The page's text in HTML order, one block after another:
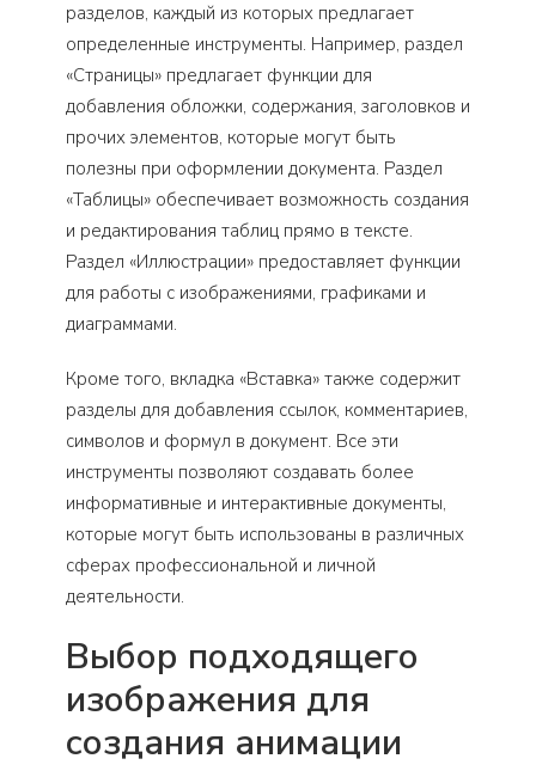
разделов, каждый из которых предлагает
определенные инструменты. Например, раздел
«Страницы» предлагает функции для
добавления обложки, содержания, заголовков и
прочих элементов, которые могут быть
полезны при оформлении документа. Раздел
«Таблицы» обеспечивает возможность создания
и редактирования таблиц прямо в тексте.
Раздел «Иллюстрации» предоставляет функции
для работы с изображениями, графиками и
диаграммами.
Кроме того, вкладка «Вставка» также содержит
разделы для добавления ссылок, комментариев,
символов и формул в документ. Все эти
инструменты позволяют создавать более
информативные и интерактивные документы,
которые могут быть использованы в различных
сферах профессиональной и личной
деятельности.
Выбор подходящего
изображения для
создания анимации